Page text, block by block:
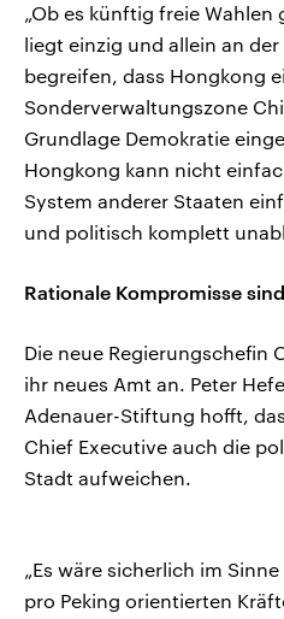
„Ob es künftig freie
liegt einzig und allein an
begreifen, dass Hongkong
Sonderverwaltungszone
Grundlage Demokratie
Hongkong kann nicht
System anderer Staaten
und politisch komplett
Rationale Kompromisse
Die neue Regierungschefin
ihr neues Amt an. Peter
Adenauer-Stiftung hofft,
Chief Executive auch die
Stadt aufweichen.
„Es wäre sicherlich im
pro Peking orientierten